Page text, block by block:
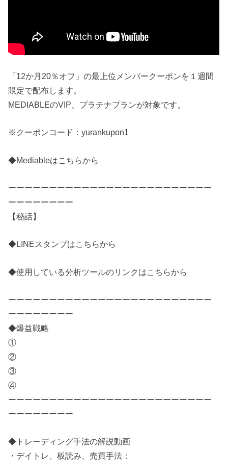
「12か月20％オフ」の最上位メンバークーポンを１週間
限定で配布します。
MEDIABLEのVIP、プラチナプランが対象です。
※クーポンコード：yurankupon1
◆Mediableはこちらから
ーーーーーーーーーーーーーーーーーーーーーーーーー
ーーーーーーーー
【秘話】
◆LINEスタンプはこちらから
◆使用している分析ツールのリンクはこちらから
ーーーーーーーーーーーーーーーーーーーーーーーーー
ーーーーーーーー
◆爆益戦略
①
②
③
④
ーーーーーーーーーーーーーーーーーーーーーーーーー
ーーーーーーーー
◆トレーディング手法の解説動画
・デイトレ、板読み、売買手法：​